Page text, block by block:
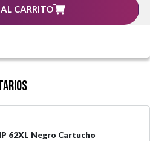
CARRITO
62XL Negro Cartucho